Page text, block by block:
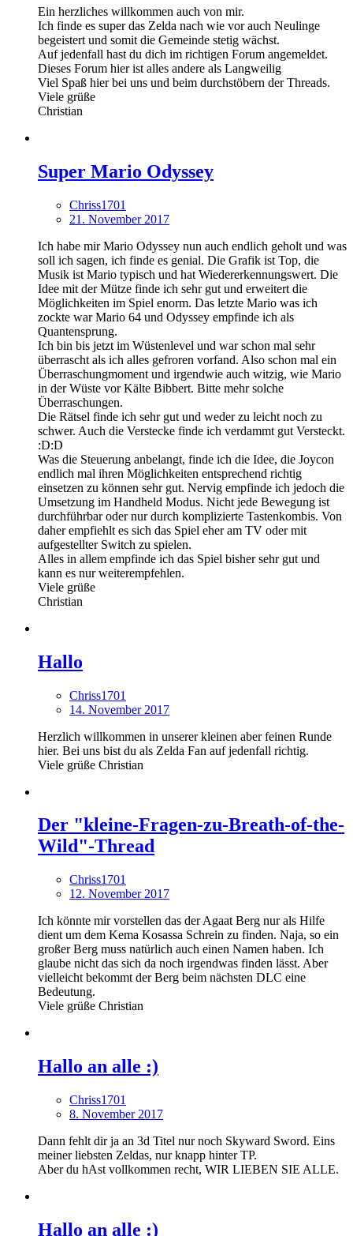
Ein herzliches willkommen auch von mir.
Ich finde es super das Zelda nach wie vor auch Neulinge
begeistert und somit die Gemeinde stetig wächst.
Auf jedenfall hast du dich im richtigen Forum angemeldet.
Dieses Forum hier ist alles andere als Langweilig
Viel Spaß hier bei uns und beim durchstöbern der Threads.
Viele grüße
Christian
Super Mario Odyssey
Chriss1701
21. November 2017
Ich habe mir Mario Odyssey nun auch endlich geholt und was
soll ich sagen, ich finde es genial. Die Grafik ist Top, die
Musik ist Mario typisch und hat Wiedererkennungswert. Die
Idee mit der Mütze finde ich sehr gut und erweitert die
Möglichkeiten im Spiel enorm. Das letzte Mario was ich
zockte war Mario 64 und Odyssey empfinde ich als
Quantensprung.
Ich bin bis jetzt im Wüstenlevel und war schon mal sehr
überrascht als ich alles gefroren vorfand. Also schon mal ein
Überraschungmoment und irgendwie auch witzig, wie Mario
in der Wüste vor Kälte Bibbert. Bitte mehr solche
Überraschungen.
Die Rätsel finde ich sehr gut und weder zu leicht noch zu
schwer. Auch die Verstecke finde ich verdammt gut Versteckt.
:D:D
Was die Steuerung anbelangt, finde ich die Idee, die Joycon
endlich mal ihren Möglichkeiten entsprechend richtig
einsetzen zu können sehr gut. Nervig empfinde ich jedoch die
Umsetzung im Handheld Modus. Nicht jede Bewegung ist
durchführbar oder nur durch komplizierte Tastenkombis. Von
daher empfiehlt es sich das Spiel eher am TV oder mit
aufgestellter Switch zu spielen.
Alles in allem empfinde ich das Spiel bisher sehr gut und
kann es nur weiterempfehlen.
Viele grüße
Christian
Hallo
Chriss1701
14. November 2017
Herzlich willkommen in unserer kleinen aber feinen Runde
hier. Bei uns bist du als Zelda Fan auf jedenfall richtig.
Viele grüße Christian
Der "kleine-Fragen-zu-Breath-of-the-
Wild"-Thread
Chriss1701
12. November 2017
Ich könnte mir vorstellen das der Agaat Berg nur als Hilfe
dient um dem Kema Kosassa Schrein zu finden. Naja, so ein
großer Berg muss natürlich auch einen Namen haben. Ich
glaube nicht das sich da noch irgendwas finden lässt. Aber
vielleicht bekommt der Berg beim nächsten DLC eine
Bedeutung.
Viele grüße Christian
Hallo an alle :)
Chriss1701
8. November 2017
Dann fehlt dir ja an 3d Titel nur noch Skyward Sword. Eins
meiner liebsten Zeldas, nur knapp hinter TP.
Aber du hAst vollkommen recht, WIR LIEBEN SIE ALLE.
Hallo an alle :)